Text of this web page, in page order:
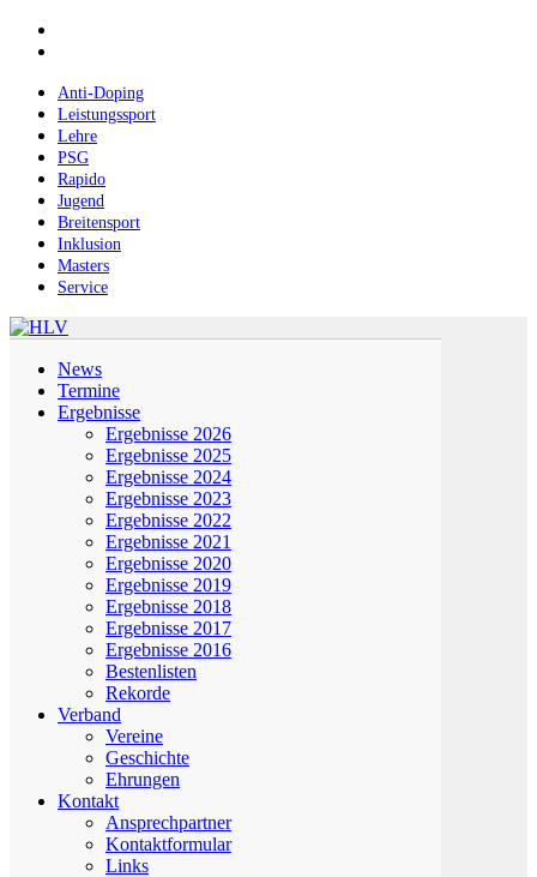
Skip
contentAnti-Doping
Leistungssport
Lehre
PSG
Rapido
Jugend
Breitensport
Inklusion
Masters
Service
News
Termine
Ergebnisse
Ergebnisse 2026
Ergebnisse 2025
Ergebnisse 2024
Ergebnisse 2023
Ergebnisse 2022
Ergebnisse 2021
Ergebnisse 2020
Ergebnisse 2019
Ergebnisse 2018
Ergebnisse 2017
Ergebnisse 2016
Bestenlisten
Rekorde
Verband
Vereine
Geschichte
Ehrungen
Kontakt
Ansprechpartner
Kontaktformular
Links